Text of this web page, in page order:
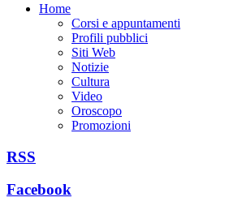
Home
Corsi e appuntamenti
Profili pubblici
Siti Web
Notizie
Cultura
Video
Oroscopo
Promozioni
RSS
Facebook